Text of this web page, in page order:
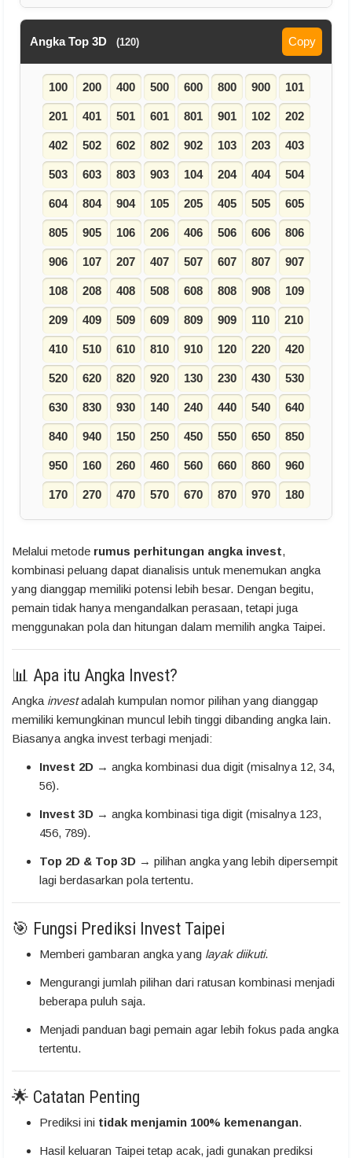
Angka Top 3D (120) Copy
100 200 400 500 600 800 900 101
201 401 501 601 801 901 102 202
402 502 602 802 902 103 203 403
503 603 803 903 104 204 404 504
604 804 904 105 205 405 505 605
805 905 106 206 406 506 606 806
906 107 207 407 507 607 807 907
108 208 408 508 608 808 908 109
209 409 509 609 809 909 110 210
410 510 610 810 910 120 220 420
520 620 820 920 130 230 430 530
630 830 930 140 240 440 540 640
840 940 150 250 450 550 650 850
950 160 260 460 560 660 860 960
170 270 470 570 670 870 970 180
Melalui metode rumus perhitungan angka invest,
kombinasi peluang dapat dianalisis untuk menemukan angka
yang dianggap memiliki potensi lebih besar. Dengan begitu,
pemain tidak hanya mengandalkan perasaan, tetapi juga
menggunakan pola dan hitungan dalam memilih angka Taipei.
📊 Apa itu Angka Invest?
Angka investadalah kumpulan nomor pilihan yang dianggap
memiliki kemungkinan muncul lebih tinggi dibanding angka lain.
Biasanya angka invest terbagi menjadi:
Invest 2D → angka kombinasi dua digit (misalnya 12, 34,
56).
Invest 3D → angka kombinasi tiga digit (misalnya 123,
456, 789).
Top 2D & Top 3D → pilihan angka yang lebih dipersempit
lagi berdasarkan pola tertentu.
🎯 Fungsi Prediksi Invest Taipei
Memberi gambaran angka yang layak diikuti.
Mengurangi jumlah pilihan dari ratusan kombinasi menjadi
beberapa puluh saja.
Menjadi panduan bagi pemain agar lebih fokus pada angka
tertentu.
🌟 Catatan Penting
Prediksi ini tidak menjamin 100% kemenangan.
Hasil keluaran Taipei tetap acak, jadi gunakan prediksi